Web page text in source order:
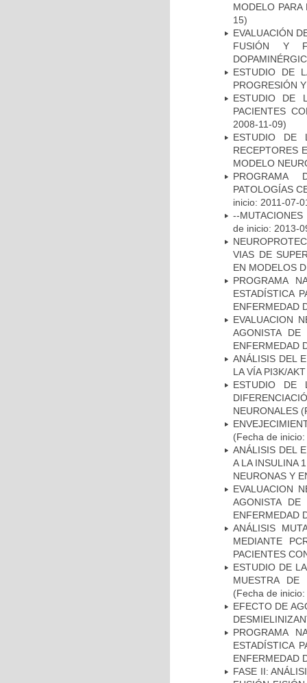
MODELO
15)
EVALUACIÓN
FUSIÓN Y
ESTUDIO DE
PROGRESIÓN
ESTUDIO DE
PACIENTES
2008-11-09)
ESTUDIO DE
RECEPTORES
MODELO
PROGRAMA
PATOLOGÍAS
inicio: 2011-07-
--
de inicio: 2013-
VIAS DE
EN MODELOS
PROGRAMA
ESTADÍSTICA
ENFERMEDAD
EVALUACION
AGONISTA
ENFERMEDAD
ANÁLISIS DEL
LA VÍA PI3K/
ESTUDIO DE
NEURONALES
(Fecha de
ANÁLISIS DEL
A LA INSULINA
NEURONAS Y
EVALUACION
AGONISTA
ENFERMEDAD
ANÁLISIS
MEDIANTE
PACIENTES
ESTUDIO DE
MUESTRA DE
(Fecha de
EFECTO DE
PROGRAMA
ESTADÍSTICA
ENFERMEDAD
FASE II: